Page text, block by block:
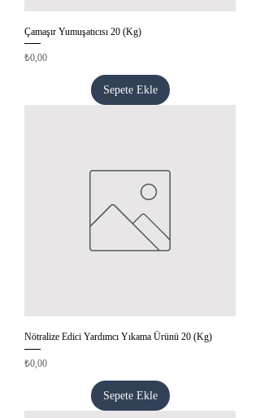
Çamaşır Yumuşatıcısı 20 (Kg)
Fiyat
₺0,00
Sepete Ekle
Nötralize Edici Yardımcı Yıkama Ürünü 20 (Kg)
Fiyat
₺0,00
Sepete Ekle